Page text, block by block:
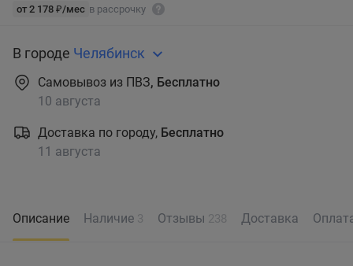
от 2 178 ₽/мес в рассрочку
В городе Челябинск
Самовывоз из ПВЗ, Бесплатно
10 августа
Доставка по городу, Бесплатно
11 августа
Описание Наличие 3 Отзывы 238 Доставка